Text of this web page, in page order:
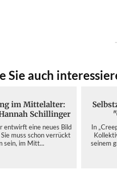
Sie auch
im Mittelalter:
Schillinger
entwirft eine neues Bild
Sie muss schon verrückt
sein, im Mitt...
In
seinem